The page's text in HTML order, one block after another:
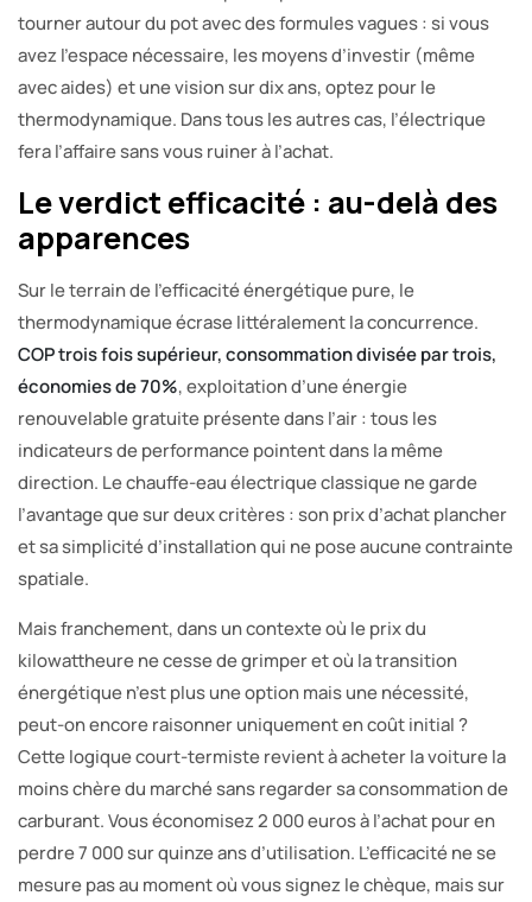
tourner autour du pot avec des formules vagues : si vous
avez l’espace nécessaire, les moyens d’investir (même
avec aides) et une vision sur dix ans, optez pour le
thermodynamique. Dans tous les autres cas, l’électrique
fera l’affaire sans vous ruiner à l’achat.
Le verdict efficacité : au-delà des
apparences
Sur le terrain de l’efficacité énergétique pure, le
thermodynamique écrase littéralement la concurrence.
COP trois fois supérieur, consommation divisée par trois,
économies de 70%, exploitation d’une énergie
renouvelable gratuite présente dans l’air : tous les
indicateurs de performance pointent dans la même
direction. Le chauffe-eau électrique classique ne garde
l’avantage que sur deux critères : son prix d’achat plancher
et sa simplicité d’installation qui ne pose aucune contrainte
spatiale.
Mais franchement, dans un contexte où le prix du
kilowattheure ne cesse de grimper et où la transition
énergétique n’est plus une option mais une nécessité,
peut-on encore raisonner uniquement en coût initial ?
Cette logique court-termiste revient à acheter la voiture la
moins chère du marché sans regarder sa consommation de
carburant. Vous économisez 2 000 euros à l’achat pour en
perdre 7 000 sur quinze ans d’utilisation. L’efficacité ne se
mesure pas au moment où vous signez le chèque, mais sur